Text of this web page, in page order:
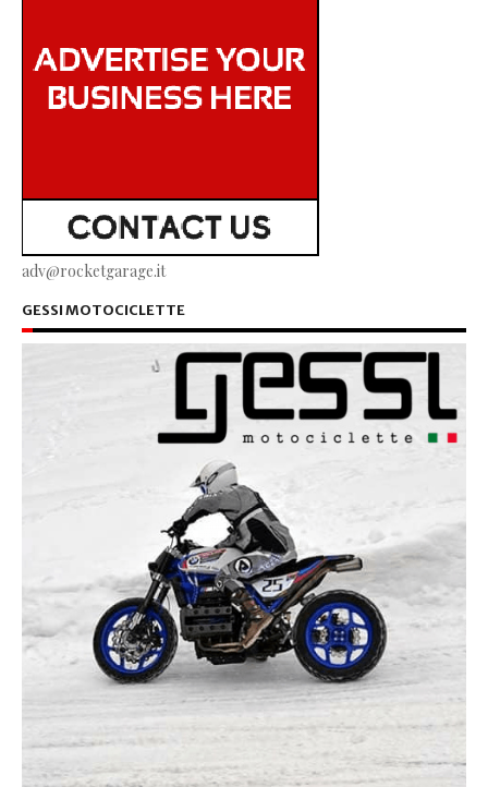
adv@rocketgarage.it
GESSI MOTOCICLETTE